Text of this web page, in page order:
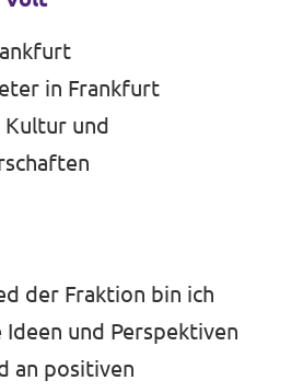
in Frankfurt
Kultur und
der Fraktion bin ich
und Perspektiven
an positiven